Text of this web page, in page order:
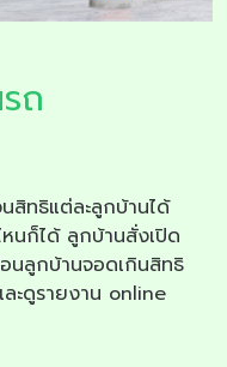
ถ
สิทธิแต่ละลูกบ้านได้
หนก็ได้ ลูกบ้านสั่งเปิด
นลูกบ้านจอดเกินสิทธิ
ละดูรายงาน online